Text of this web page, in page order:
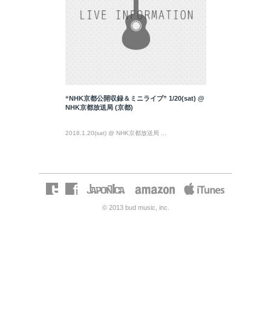
“NHK京都公開収録＆ミニライブ” 1/20(sat) @
NHK京都放送局 (京都)
2018.1.20(sat) @ NHK京都放送局 ...
© 2013 bud music, inc.